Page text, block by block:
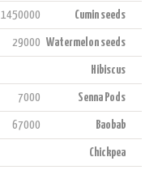
Cumin seeds
1450000
Watermelon seeds
29000
Hibiscus
Senna Pods
7000
Baobab
67000
Chickpea